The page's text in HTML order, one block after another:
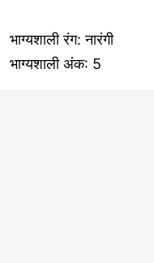
भाग्यशाली रंग: नारंगी
भाग्यशाली अंक: 5